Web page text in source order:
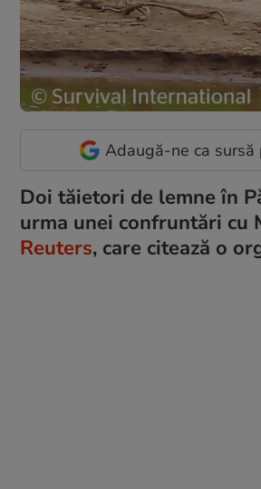
Adaugă-ne ca
Doi tăietori de lemne în
urma unei confruntări cu
Reuters, care citează o